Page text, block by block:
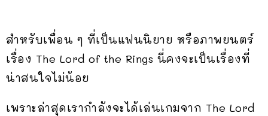
สำหรับเพื่อน ๆ ที่เป็นแฟนนิยาย หรือภาพยนตร์
เรื่อง The Lord of the Rings นี่คงจะเป็นเรื่องที่
น่าสนใจไม่น้อย
เพราะล่าสุดเรากำลังจะได้เล่นเกมจาก The Lord